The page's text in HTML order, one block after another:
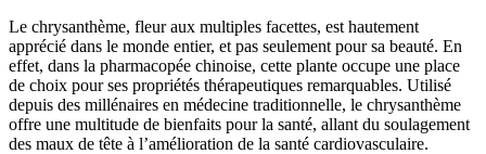
Le chrysanthème, fleur aux multiples facettes, est hautement
apprécié dans le monde entier, et pas seulement pour sa beauté. En
effet, dans la pharmacopée chinoise, cette plante occupe une place
de choix pour ses propriétés thérapeutiques remarquables. Utilisé
depuis des millénaires en médecine traditionnelle, le chrysanthème
offre une multitude de bienfaits pour la santé, allant du soulagement
des maux de tête à l’amélioration de la santé cardiovasculaire.